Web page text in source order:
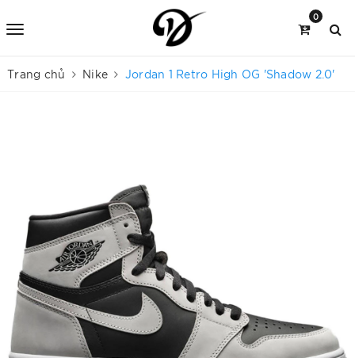
0
Trang chủ Nike Jordan 1 Retro High OG 'Shadow 2.0'